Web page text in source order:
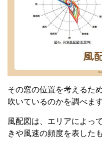
その窓の位置を考えるた
吹いているのかを調べます
風配図は、エリアによっ
きや風速の頻度を表した